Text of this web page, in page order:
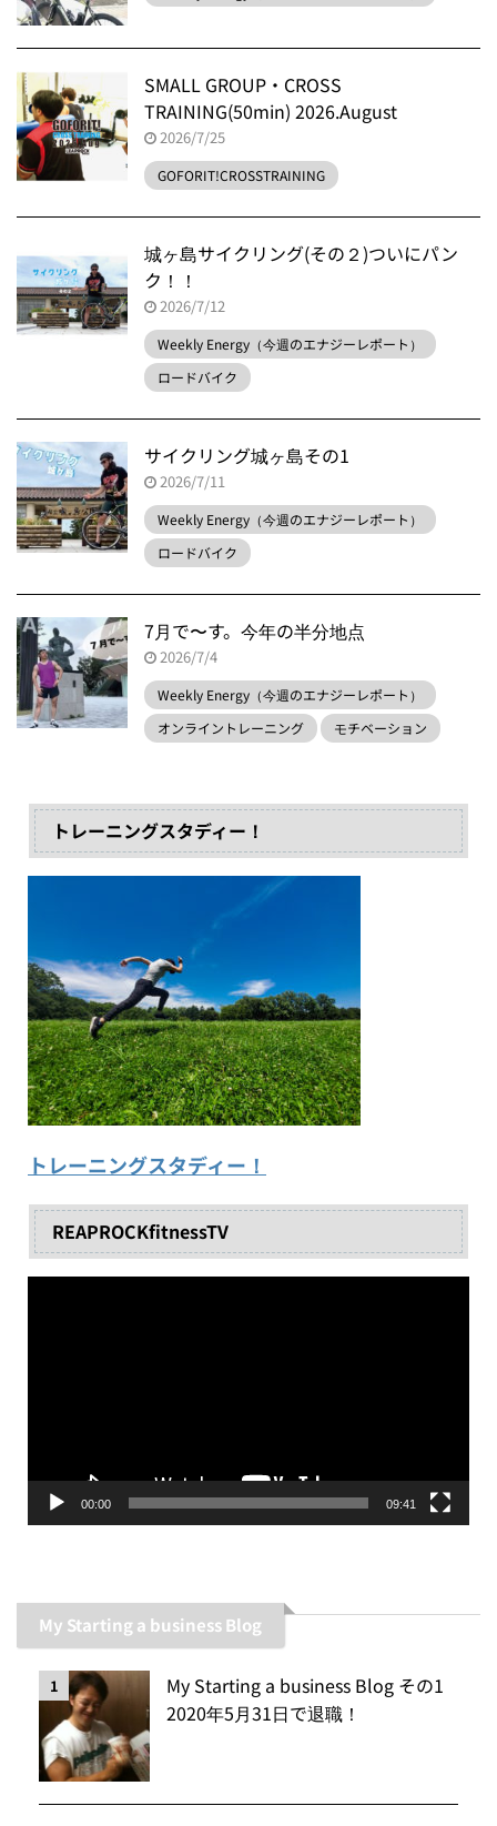
SMALL GROUP・CROSS
TRAINING(50min) 2026.August
2026/7/25
GOFORIT!CROSSTRAINING
城ヶ島サイクリング(その２)ついにパン
ク！！
2026/7/12
Weekly Energy（今週のエナジーレポート）
ロードバイク
サイクリング城ヶ島その1
2026/7/11
Weekly Energy（今週のエナジーレポート）
ロードバイク
7月で〜す。今年の半分地点
2026/7/4
Weekly Energy（今週のエナジーレポート）
オンライントレーニング
モチベーション
トレーニングスタディー！
トレーニングスタディー！
REAPROCKfitnessTV
00:00 09:41
My Starting a business Blog
1
My Starting a business Blog その1
2020年5月31日で退職！